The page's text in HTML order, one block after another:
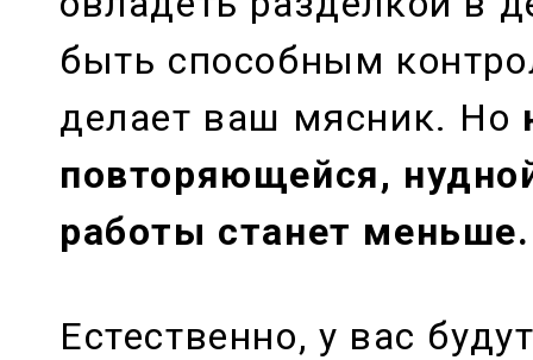
быть способным
делает ваш мясник. Но
повторяющейся,
работы станет меньше.
Естественно, у вас